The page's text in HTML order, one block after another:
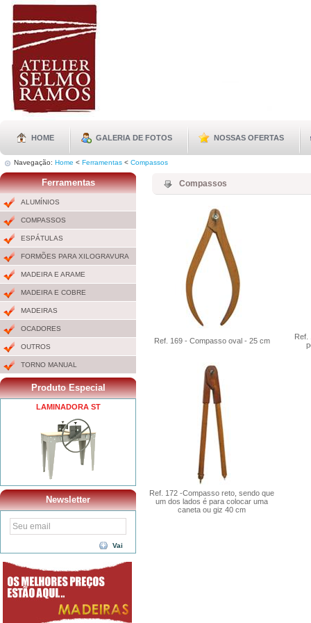
HOME GALERIA DE FOTOS NOSSAS OFERTAS
Navegação: Home < Ferramentas < Compassos
Ferramentas
ALUMÍNIOS
COMPASSOS
ESPÁTULAS
FORMÕES PARA XILOGRAVURA
MADEIRA E ARAME
MADEIRA E COBRE
MADEIRAS
OCADORES
OUTROS
TORNO MANUAL
Produto Especial
LAMINADORA ST
Newsletter
Vai
Compassos
Ref. 169 - Compasso oval - 25 cm
Ref.
Ref. 172 -Compasso reto, sendo que
um dos lados é para colocar uma
caneta ou giz 40 cm